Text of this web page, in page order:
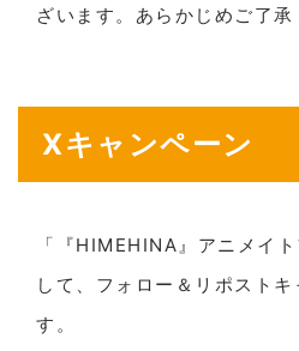
ざいます。あらかじめご了承
Xキャンペーン
「『HIMEHINA』アニメイ
して、フォロー＆リポスト
す。